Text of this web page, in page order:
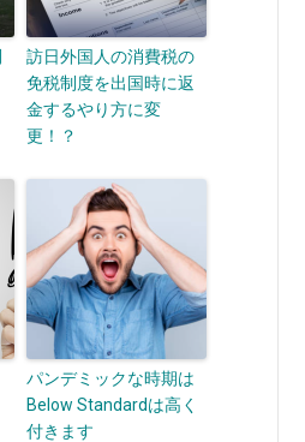
訪日外国人の消費税の
免税制度を出国時に返
金するやり方に変
更！？
パンデミックな時期は
Below Standardは高く
付きます